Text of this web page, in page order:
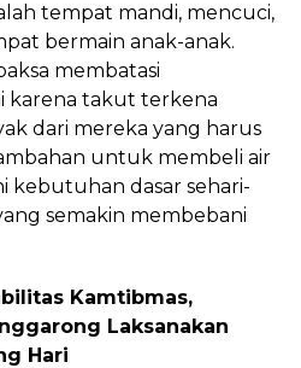
tempat mandi, mencuci,
bermain anak-anak.
membatasi
karena takut terkena
dari mereka yang harus
untuk membeli air
kebutuhan dasar sehari-
semakin membebani
Kamtibmas,
Laksanakan
Hari